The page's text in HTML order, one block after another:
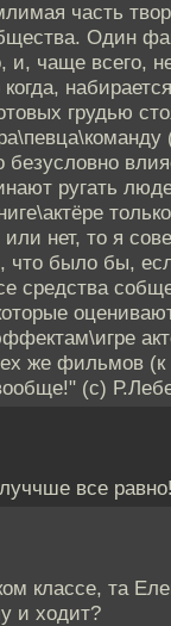
часть
Один
и, чаще всего,
грудью
безусловно
ругать
нет, то я
что было бы,
средства
же фильмов
(с)
все
классе, та
и ходит?